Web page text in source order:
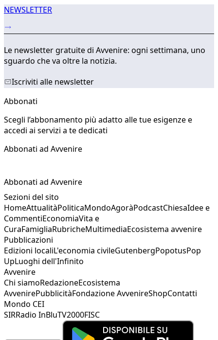
NEWSLETTER
Le newsletter gratuite di Avvenire: ogni settimana, uno
sguardo che va oltre la notizia.
Iscriviti alle newsletter
Abbonati
Scegli l’abbonamento più adatto alle tue esigenze e
accedi ai servizi a te dedicati
Abbonati ad Avvenire
Abbonati ad Avvenire
Sezioni del sito
HomeAttualitàPoliticaMondoAgoràPodcastChiesaIdee e
CommentiEconomiaVita e
CuraFamigliaRubricheMultimediaEcosistema avvenire
Pubblicazioni
Edizioni localiL'economia civileGutenbergPopotusPop
UpLuoghi dell'Infinito
Avvenire
Chi siamoRedazioneEcosistema
AvvenirePubblicitàFondazione AvvenireShopContatti
Mondo CEI
SIRRadio InBluTV2000FISC